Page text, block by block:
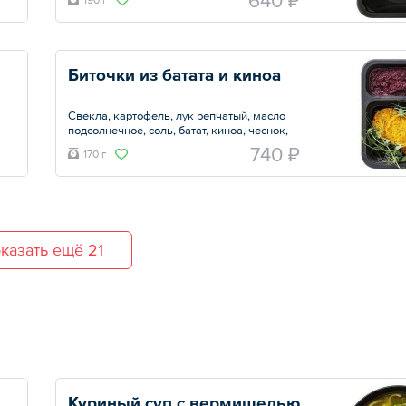
Общий вес – 190 г
Биточки из батата и киноа
Свекла, картофель, лук репчатый, масло
подсолнечное, соль, батат, киноа, чеснок,
мука овсяная, орегано, тимьян.
170 г 740 ₽
ещё 21